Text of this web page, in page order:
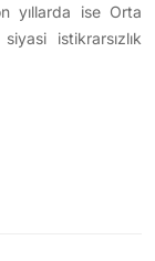
yıllarda ise Orta
istikrarsızlık